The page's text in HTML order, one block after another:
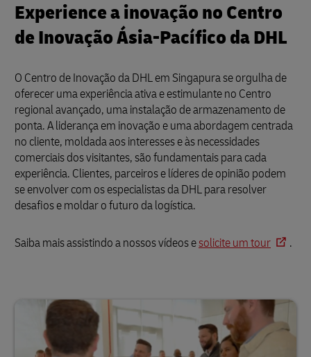
Experience a inovação no Centro
de Inovação Ásia-Pacífico da DHL
O Centro de Inovação da DHL em Singapura se orgulha de
oferecer uma experiência ativa e estimulante no Centro
regional avançado, uma instalação de armazenamento de
ponta. A liderança em inovação e uma abordagem centrada
no cliente, moldada aos interesses e às necessidades
comerciais dos visitantes, são fundamentais para cada
experiência. Clientes, parceiros e líderes de opinião podem
se envolver com os especialistas da DHL para resolver
desafios e moldar o futuro da logística.
Saiba mais assistindo a nossos vídeos esolicite um tour .